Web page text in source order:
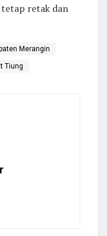
retak dan
Merangin
Tiung